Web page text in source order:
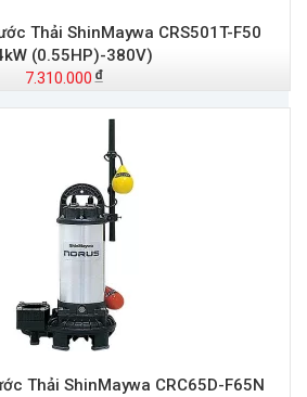
Thải ShinMaywa CRS501T-F50
(0.55HP)-380V)
7.310.000
Thải ShinMaywa CRC65D-F65N